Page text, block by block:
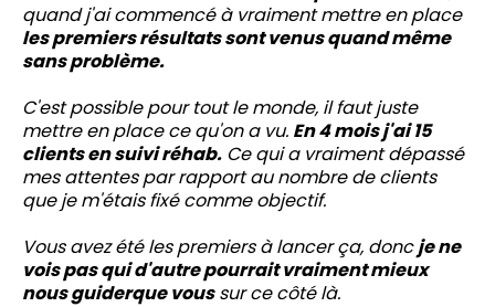
quand j'ai commencé à vraiment mettre en place
les premiers résultats sont venus quand même
sans problème.
C'est possible pour tout le monde, il faut juste
mettre en place ce qu'on a vu. En 4 mois j'ai 15
clients en suivi réhab. Ce qui a vraiment dépassé
mes attentes par rapport au nombre de clients
que je m'étais fixé comme objectif.
Vous avez été les premiers à lancer ça, doncje ne
vois pas qui d'autre pourrait vraiment mieux
nous guiderque voussur ce côté là.